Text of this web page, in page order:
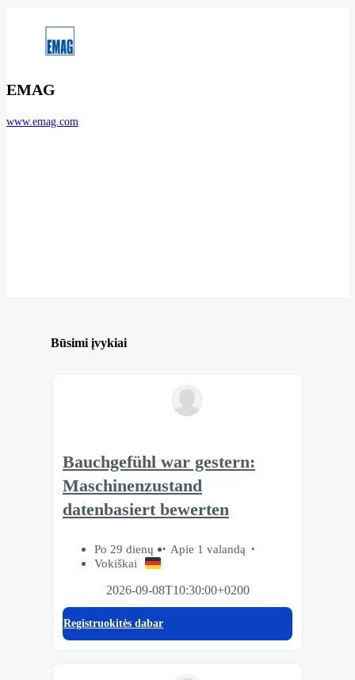
EMAG
www.emag.com
Būsimi įvykiai
Bauchgefühl war gestern:
Maschinenzustand
datenbasiert bewerten
Po 29 dienų
Apie 1 valandą
Vokiškai
2026-09-08T10:30:00+0200
Registruokitės dabar